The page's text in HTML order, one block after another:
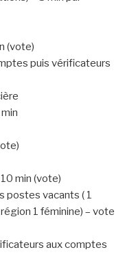
(vote)
puis vérificateurs
min (vote)
postes vacants ( 1
1 féminine) – vote
aux comptes